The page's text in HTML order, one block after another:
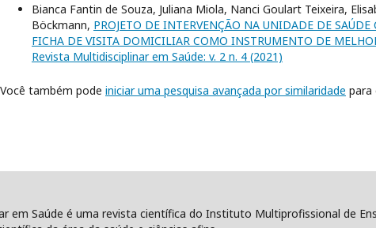
Bianca Fantin de Souza, Juliana Miola, Nanci Goulart Teixeira,
Böckmann, PROJETO DE INTERVENÇÃO NA UNIDADE DE
FICHA DE VISITA DOMICILIAR COMO INSTRUMENTO DE
Revista Multidisciplinar em Saúde: v. 2 n. 4 (2021)
Você também pode iniciar uma pesquisa avançada por similaridade para
em Saúde é uma revista científica do Instituto Multiprofissional de